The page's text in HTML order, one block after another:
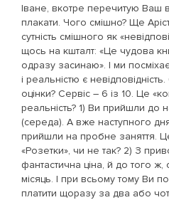
Іване, вкотре перечитую Ваш
плакати. Чого смішно? Ще
сутність смішного як
щось на кшталт: «Це чудова
одразу засинаю». І ми
і реальністю є
оцінки? Сервіс – 6 із 10. Це
реальність? 1) Ви прийшли до
(середа). А вже наступного
прийшли на пробне заняття.
«Розетки», чи не так? 2) З
фантастична ціна, й до того
місяць. І при всьому тому Ви
платити щоразу за два або